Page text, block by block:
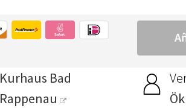
Kurhaus Bad
Rappenau